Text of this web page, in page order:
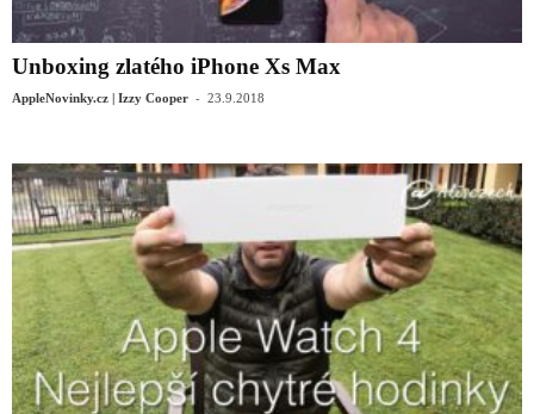
Unboxing zlatého iPhone Xs Max
AppleNovinky.cz | Izzy Cooper - 23.9.2018